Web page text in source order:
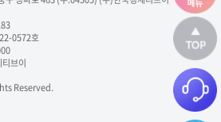
0572호
브이
Reserved.